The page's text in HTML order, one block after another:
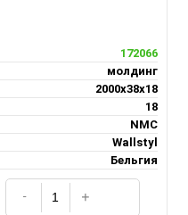
172066
молдинг
2000х38х18
18
NMC
Wallstyl
Бельгия